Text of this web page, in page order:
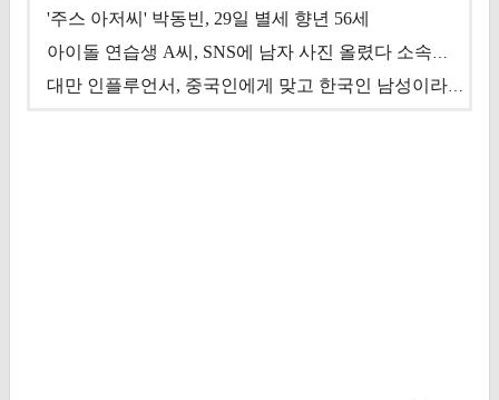
'주스 아저씨' 박동빈, 29일 별세 향년 56세
아이돌 연습생 A씨, SNS에 남자 사진 올렸다 소속사 퇴출
대만 인플루언서, 중국인에게 맞고 한국인 남성이라 진술 '후폭풍'